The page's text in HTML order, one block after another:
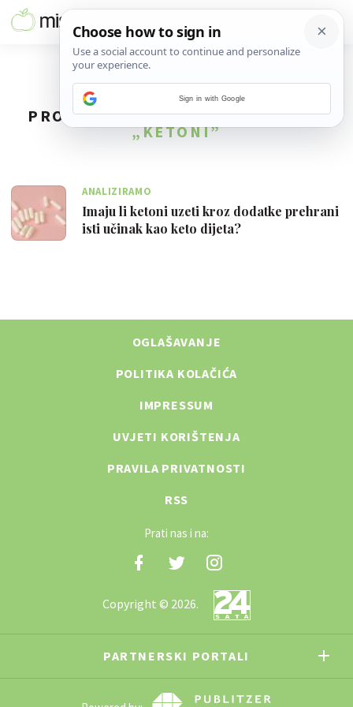
PRONAĐENO1REZULTATA ZA TAG
„KETONI”
ANALIZIRAMO
Imaju li ketoni uzeti kroz dodatke prehrani
isti učinak kao keto dijeta?
OGLAŠAVANJE
POLITIKA KOLAČIĆA
IMPRESSUM
UVJETI KORIŠTENJA
PRAVILA PRIVATNOSTI
RSS
Prati nas i na:
Copyright © 2026.
PARTNERSKI PORTALI
Sign in with Google